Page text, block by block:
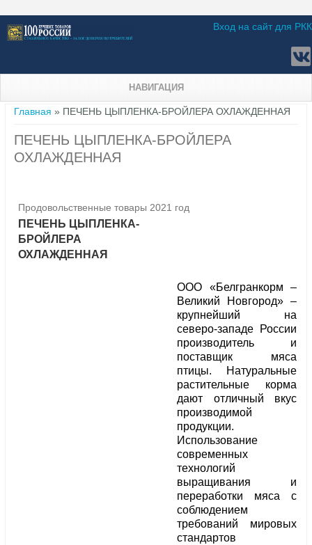
Вход на сайт для РКК
НАВИГАЦИЯ
Вы здесь
Главная » ПЕЧЕНЬ ЦЫПЛЕНКА-БРОЙЛЕРА ОХЛАЖДЕННАЯ
ПЕЧЕНЬ ЦЫПЛЕНКА-БРОЙЛЕРА
ОХЛАЖДЕННАЯ
Продовольственные товары 2021 год
ПЕЧЕНЬ ЦЫПЛЕНКА-
БРОЙЛЕРА
ОХЛАЖДЕННАЯ
ООО «Белгранкорм –
Великий Новгород» –
крупнейший на
северо-западе России
производитель и
поставщик мяса
птицы. Натуральные
растительные корма
дают отличный вкус
производимой
продукции.
Использование
современных
технологий
выращивания и
переработки мяса с
соблюдением
требований мировых
стандартов